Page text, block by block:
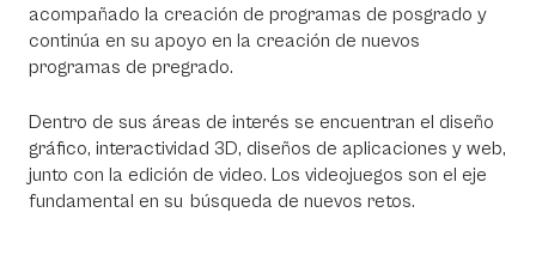
acompañado la creación de programas de posgrado y
continúa en su apoyo en la creación de nuevos
programas de pregrado.
Dentro de sus áreas de interés se encuentran el diseño
gráfico, interactividad 3D, diseños de aplicaciones y web,
junto con la edición de video. Los videojuegos son el eje
fundamental en su búsqueda de nuevos retos.